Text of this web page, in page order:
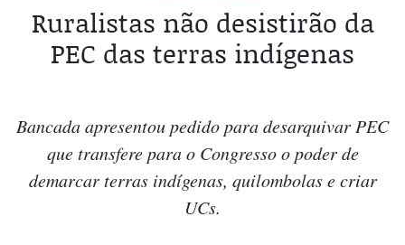
Ruralistas não desistirão da
PEC das terras indígenas
Bancada apresentou pedido para desarquivar PEC
que transfere para o Congresso o poder de
demarcar terras indígenas, quilombolas e criar
UCs.